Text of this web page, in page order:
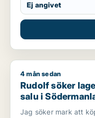
Ej angivet
Rudolf söker lager
4 mån sedan
Rudolf söker
salu i
m.fl.
Jag söker mark att